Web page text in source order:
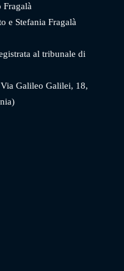
Fragalà
e Stefania Fragalà
al tribunale di
Galileo Galilei, 18,